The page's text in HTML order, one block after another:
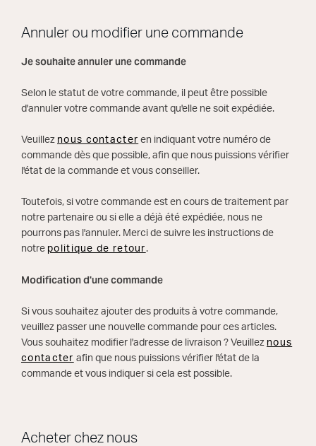
Annuler ou modifier une commande
Je souhaite annuler une commande
Selon le statut de votre commande, il peut être possible
d'annuler votre commande avant qu'elle ne soit expédiée.
Veuillez nous contacter en indiquant votre numéro de
commande dès que possible, afin que nous puissions vérifier
l'état de la commande et vous conseiller.
Toutefois, si votre commande est en cours de traitement par
notre partenaire ou si elle a déjà été expédiée, nous ne
pourrons pas l'annuler. Merci de suivre les instructions de
notre politique de retour .
Modification d'une commande
Si vous souhaitez ajouter des produits à votre commande,
veuillez passer une nouvelle commande pour ces articles.
Vous souhaitez modifier l'adresse de livraison ? Veuillez nous
contacter afin que nous puissions vérifier l'état de la
commande et vous indiquer si cela est possible.
Acheter chez nous